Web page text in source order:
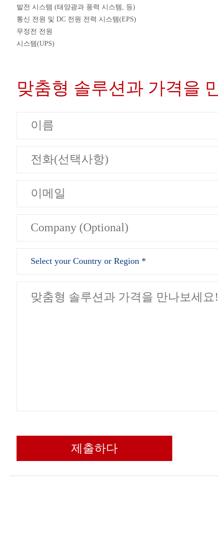
발전 시스템 (태양광과 풍력 시스템, 등)
통신 전원 및 DC 전원 전력 시스템(EPS)
무정전 전원
시스템(UPS)
맞춤형 솔루션과 가격을
제출하다